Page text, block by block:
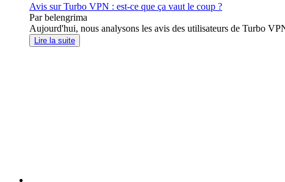
Avis sur Turbo VPN : est-ce que ça vaut le coup ?
Par belengrima
Aujourd'hui, nous analysons les avis des utilisateurs de Turbo
Lire la suite